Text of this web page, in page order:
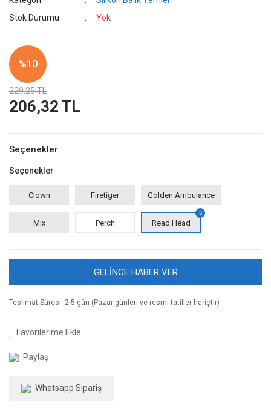
Stok Durumu
Yok
%10
229,25 TL
206,32 TL
Seçenekler
Seçenekler
Clown Firetiger Golden Ambulance
Mıx Perch Read Head
GELİNCE HABER VER
Teslimat Süresi: 2-5 gün (Pazar günleri ve resmi tatiller hariçtir)
Paylaş
Whatsapp Sipariş